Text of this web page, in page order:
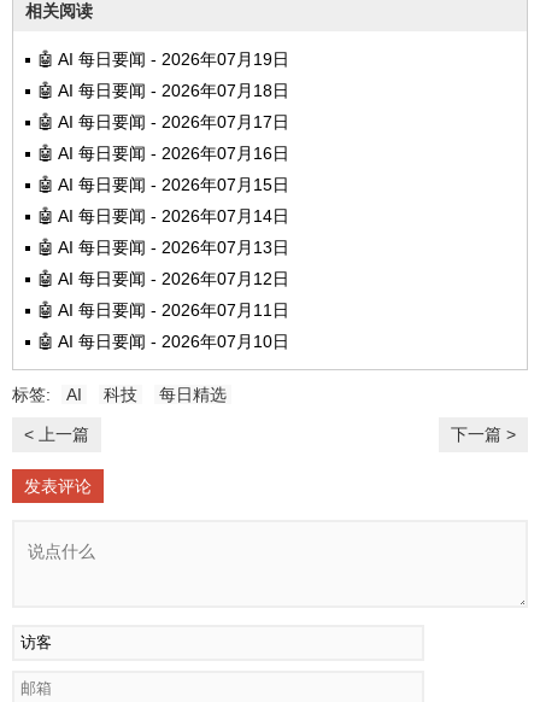
相关阅读
🤖 AI 每日要闻 - 2026年07月19日
🤖 AI 每日要闻 - 2026年07月18日
🤖 AI 每日要闻 - 2026年07月17日
🤖 AI 每日要闻 - 2026年07月16日
🤖 AI 每日要闻 - 2026年07月15日
🤖 AI 每日要闻 - 2026年07月14日
🤖 AI 每日要闻 - 2026年07月13日
🤖 AI 每日要闻 - 2026年07月12日
🤖 AI 每日要闻 - 2026年07月11日
🤖 AI 每日要闻 - 2026年07月10日
标签: AI 科技 每日精选
< 上一篇 下一篇 >
发表评论